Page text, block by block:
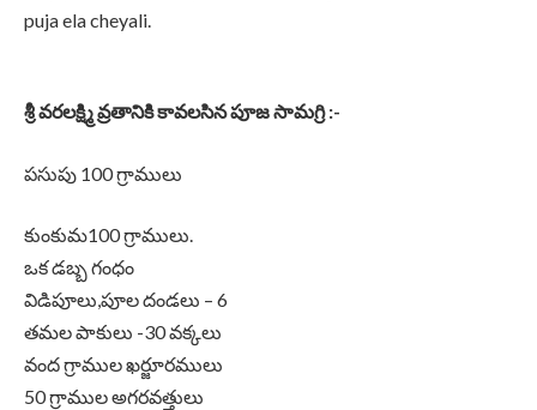
puja ela cheyali.
శ్రీ వరలక్ష్మి వ్రతానికి కావలసిన పూజ సామగ్రి :-
పసుపు 100 గ్రాములు
కుంకుమ100 గ్రాములు.
ఒక డబ్బ గంధం
విడిపూలు,పూల దండలు – 6
తమల పాకులు -30 వక్కలు
వంద గ్రాముల ఖర్జూరములు
50 గ్రాముల అగరవత్తులు